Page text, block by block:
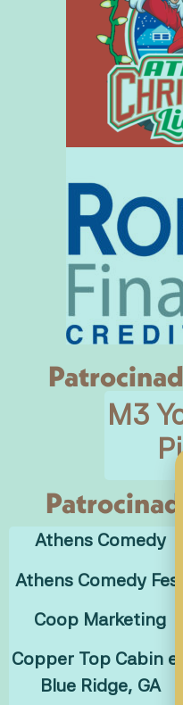
a los niños y
nivel personal, a
familia, participo
visto los efectos
devastadores del
sexual y la vitalidad
sobrevivientes.
M3
Athens Comedy
Athens Comedy Fest
Coop Marketing
Copper Top Cabin en
Blue Ridge, GA